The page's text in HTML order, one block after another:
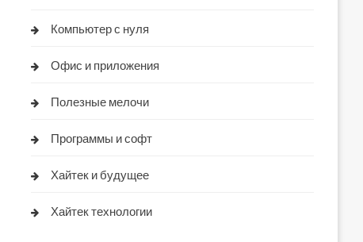
Компьютер с нуля
Офис и приложения
Полезные мелочи
Программы и софт
Хайтек и будущее
Хайтек технологии